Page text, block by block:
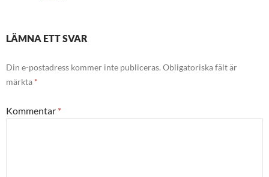
LÄMNA ETT SVAR
Din e-postadress kommer inte publiceras. Obligatoriska fält är
märkta *
Kommentar *